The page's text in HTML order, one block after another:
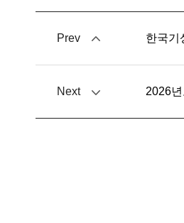
Prev 한국기
Next 2026